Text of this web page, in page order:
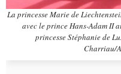
La princesse Marie de
avec le prince Hans-Adam II
princesse Stéphanie de
Charriau/